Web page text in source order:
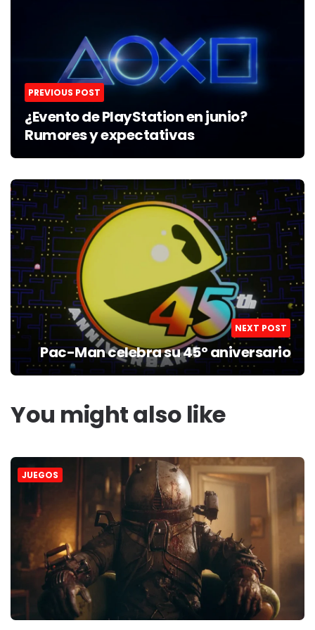
PREVIOUS POST
¿Evento de PlayStation en junio?
Rumores y expectativas
NEXT POST
Pac-Man celebra su 45º aniversario
You might also like
JUEGOS